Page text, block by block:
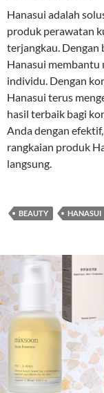
Hanasui adalah
produk perawatan
terjangkau. Dengan
Hanasui
individu. Dengan
Hanasui terus
hasil terbaik bagi
Anda dengan
rangkaian produk
langsung.
BEAUTY HANASUI